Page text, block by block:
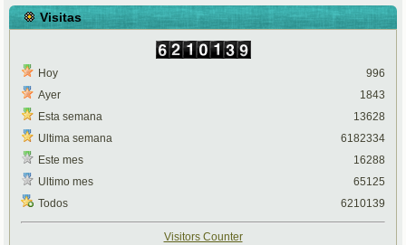
Visitas
Hoy
Ayer
Esta semana
Ultima semana
Este mes
Ultimo mes
Todos
996
1843
13628
6182334
16288
65125
6210139
Visitors Counter